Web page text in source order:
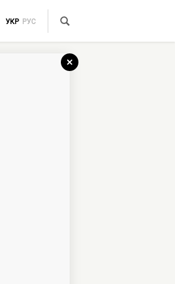
УКР РУС